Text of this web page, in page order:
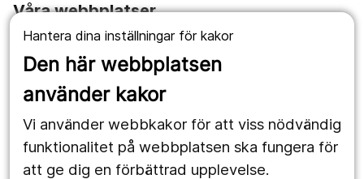
Hantera dina inställningar för kakor
Den här webbplatsen
använder kakor
Vi använder webbkakor för att viss nödvändig
funktionalitet på webbplatsen ska fungera för
att ge dig en förbättrad upplevelse.
Våra webbplatser
1177.se
Länstrafiken
Utveckling